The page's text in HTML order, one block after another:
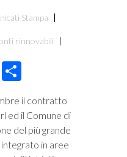
Stampa
rinnovabili
Pinterest
il contratto
ed il Comune di
del più grande
in aree